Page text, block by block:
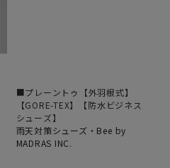
■プレーントゥ【外羽根式】
【GORE-TEX】【防水ビジネス
シューズ】
雨天対策シューズ・Bee by
MADRAS INC.